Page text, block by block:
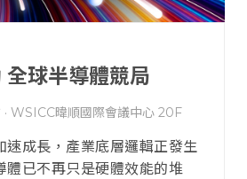
球半導體競局
· WSICC暐順國際會議中心 20F
速成長，產業底層邏輯正發生
體已不再只是硬體效能的堆